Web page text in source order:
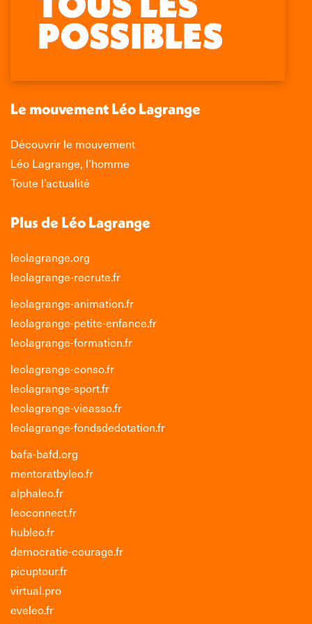
Facebook
s'ouvre
une
fenêtre
page
X
s'ouvre
une
fenêtre
page
LinkedIn
s'ouvre
une
fenêtre
page
Instagram
s'ouvre
une
nouvelle
fenêtre
Le mouvement Léo Lagrange
Découvrir le mouvement
Léo Lagrange, l’homme
Toute l’actualité
Plus de Léo Lagrange
leolagrange.org
leolagrange-recrute.fr
leolagrange-animation.fr
leolagrange-petite-enfance.fr
leolagrange-formation.fr
leolagrange-conso.fr
leolagrange-sport.fr
leolagrange-vieasso.fr
leolagrange-fondsdedotation.fr
bafa-bafd.org
mentoratbyleo.fr
alphaleo.fr
leoconnect.fr
hubleo.fr
democratie-courage.fr
picuptour.fr
virtual.pro
eveleo.fr